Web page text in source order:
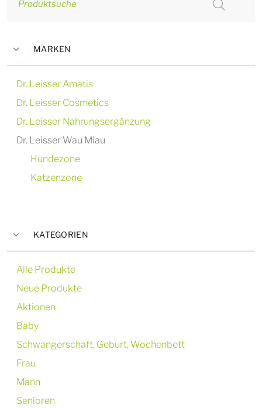
Produktsuche
MARKEN
Dr. Leisser Amatis
Dr. Leisser Cosmetics
Dr. Leisser Nahrungsergänzung
Dr. Leisser Wau Miau
Hundezone
Katzenzone
KATEGORIEN
Alle Produkte
Neue Produkte
Aktionen
Baby
Schwangerschaft, Geburt, Wochenbett
Frau
Mann
Senioren